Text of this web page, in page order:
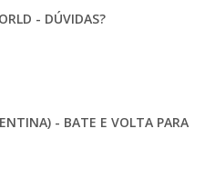
- DÚVIDAS?
- BATE E VOLTA PARA